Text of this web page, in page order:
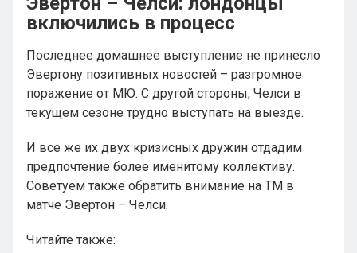
включились в процесс
Последнее домашнее выступление не принесло
Эвертону позитивных новостей – разгромное
поражение от МЮ. С другой стороны, Челси в
текущем сезоне трудно выступать на выезде.
И все же их двух кризисных дружин отдадим
предпочтение более именитому коллективу.
Советуем также обратить внимание на ТМ в
матче Эвертон – Челси.
Читайте также: